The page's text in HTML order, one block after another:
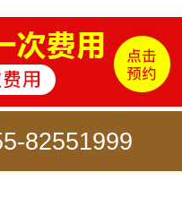
82551999